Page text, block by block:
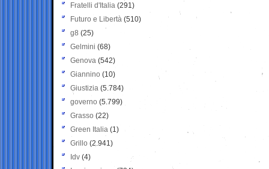
Fratelli d'Italia (291)
Futuro e Libertà (510)
g8 (25)
Gelmini (68)
Genova (542)
Giannino (10)
Giustizia (5.784)
governo (5.799)
Grasso (22)
Green Italia (1)
Grillo (2.941)
Idv (4)